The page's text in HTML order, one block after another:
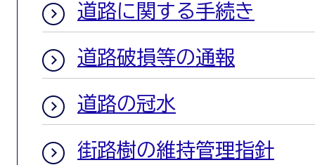
道路に関する手続き
道路破損等の通報
道路の冠水
街路樹の維持管理指針